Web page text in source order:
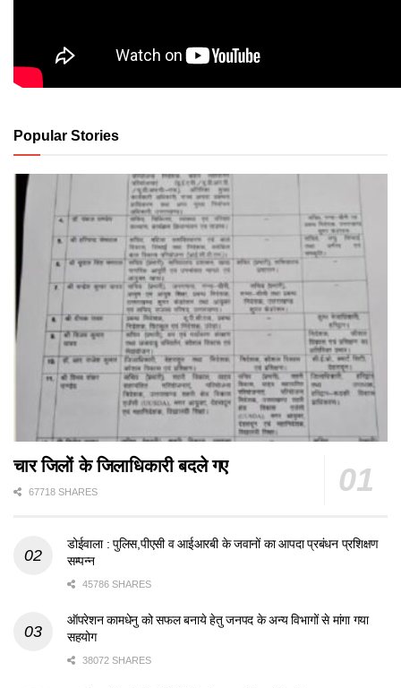
Popular Stories
चार जिलों के जिलाधिकारी बदले गए
67718 SHARES
डोईवाला : पुलिस,पीएसी व आईआरबी के जवानों का आपदा प्रबंधन प्रशिक्षण
सम्पन्न
45786 SHARES
ऑपरेशन कामधेनु को सफल बनाये हेतु जनपद के अन्य विभागों से मांगा गया
सहयोग
38072 SHARES